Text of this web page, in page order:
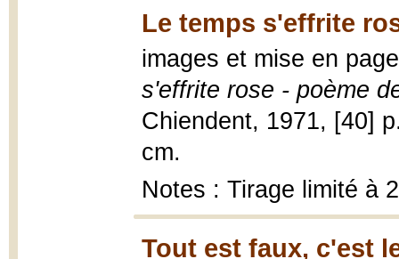
Le temps s'effrite
images et mise en
s'effrite rose - poème
Chiendent, 1971, [40]
cm.
Notes : Tirage limité à
Tout est faux, c'est